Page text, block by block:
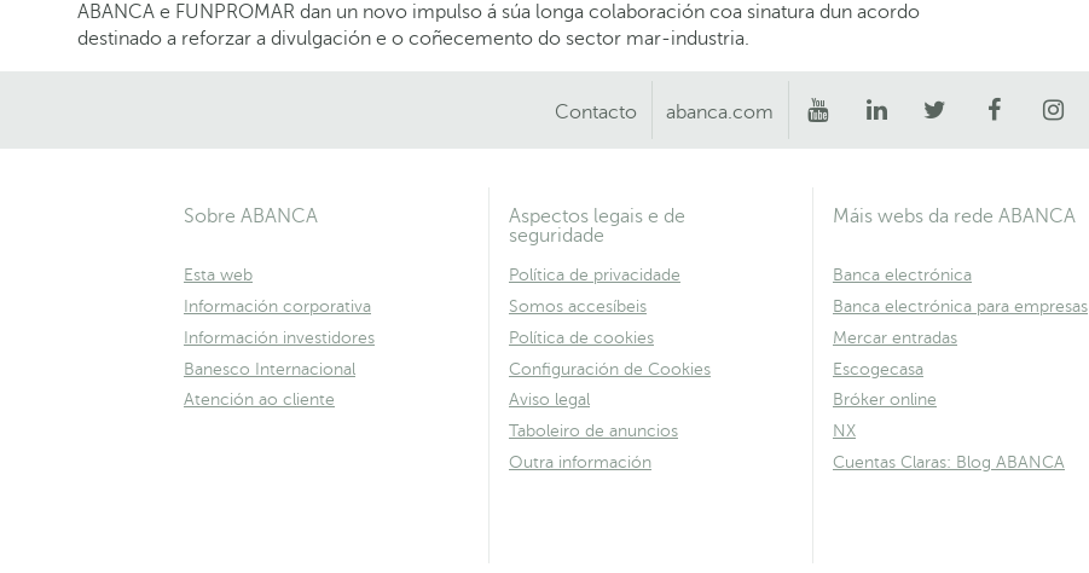
ABANCA e FUNPROMAR dan un novo impulso á súa longa colaboración coa sinatura dun acordo
destinado a reforzar a divulgación e o coñecemento do sector mar-industria.
Contacto abanca.com
Sobre ABANCA
Esta web
Información corporativa
Información investidores
Banesco Internacional
Atención ao cliente
Aspectos legais e de
seguridade
Política de privacidade
Somos accesíbeis
Política de cookies
Configuración de Cookies
Aviso legal
Taboleiro de anuncios
Outra información
Máis webs da rede ABANCA
Banca electrónica
Banca electrónica para empresas
Mercar entradas
Escogecasa
Bróker online
NX
Cuentas Claras: Blog ABANCA